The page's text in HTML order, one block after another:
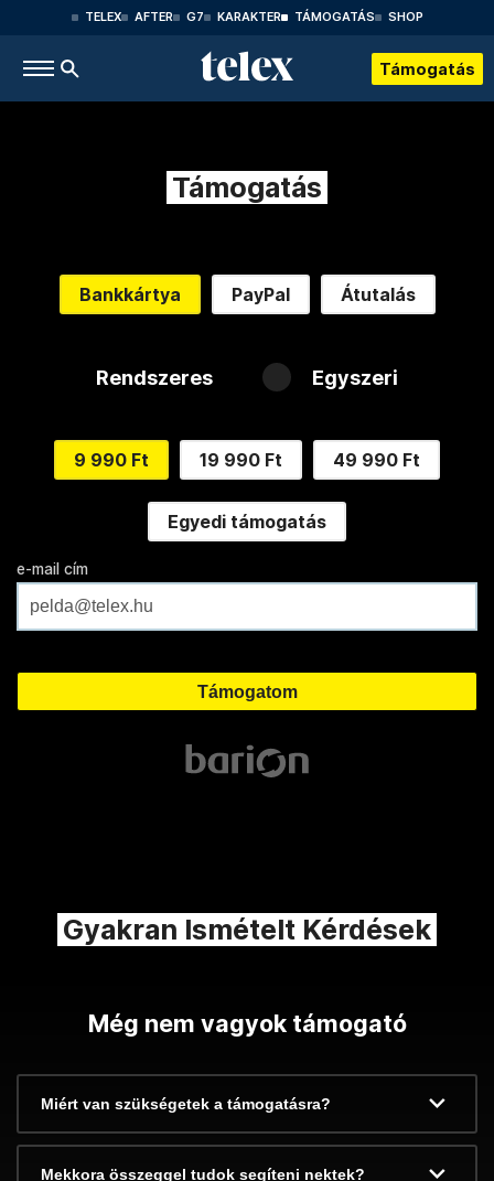
TELEX AFTER G7 KARAKTER TÁMOGATÁS SHOP
Támogatás
Támogatás
Bankkártya PayPal Átutalás
Rendszeres Egyszeri
9 990 Ft 19 990 Ft 49 990 Ft
Egyedi támogatás
e-mail cím
Gyakran Ismételt Kérdések
Még nem vagyok támogató
Miért van szükségetek a támogatásra?
Mekkora összeggel tudok segíteni nektek?